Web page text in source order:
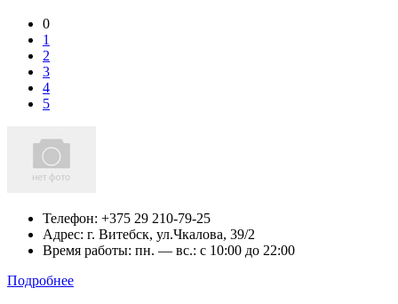
0
1
2
3
4
5
Телефон: +375 29 210-79-25
Адрес: г. Витебск, ул.Чкалова, 39/2
Время работы: пн. — вс.: c 10:00 до 22:00
Подробнее